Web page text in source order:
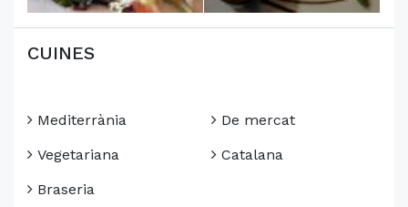
CUINES
Mediterrània
Vegetariana
Braseria
De mercat
Catalana